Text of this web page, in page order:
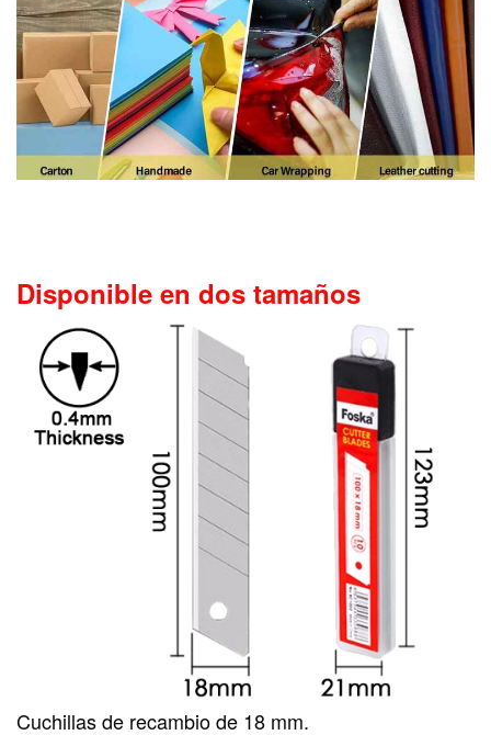
Disponible en dos tamaños
Cuchillas de recambio de 18 mm.